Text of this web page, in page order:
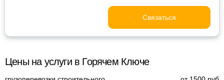
Связаться
Цены на услуги в Горячем Ключе